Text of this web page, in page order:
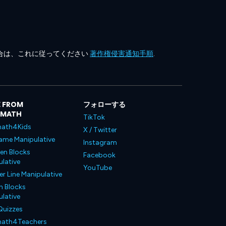
は、これに従ってください著作権侵害通知手順.
FROM
Manipulative
Blocks
Line Manipulative
Blocks
フォローする
TikTok
X / Twitter
Instagram
Facebook
YouTube